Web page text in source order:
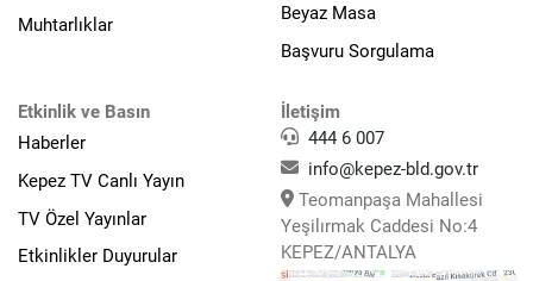
Muhtarlıklar
Beyaz Masa
Başvuru Sorgulama
Etkinlik ve Basın
Haberler
Kepez TV Canlı Yayın
TV Özel Yayınlar
Etkinlikler Duyurular
İletişim
444 6 007
info@kepez-bld.gov.tr
Teomanpaşa Mahallesi
Yeşilırmak Caddesi No:4
KEPEZ/ANTALYA